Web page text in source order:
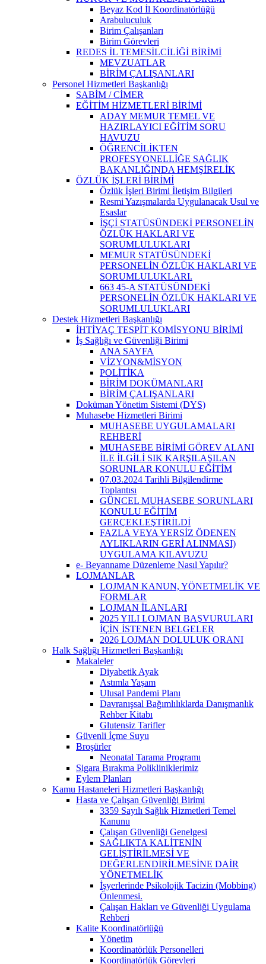
Beyaz Kod İl Koordinatörlüğü
Arabuluculuk
Birim Çalışanları
Birim Görevleri
REDES İL TEMESİLCİLİĞİ BİRİMİ
MEVZUATLAR
BİRİM ÇALIŞANLARI
Personel Hizmetleri Başkanlığı
SABİM / CİMER
EĞİTİM HİZMETLERİ BİRİMİ
ADAY MEMUR TEMEL VE
HAZIRLAYICI EĞİTİM SORU
HAVUZU
ÖĞRENCİLİKTEN
PROFESYONELLİĞE SAĞLIK
BAKANLIĞINDA HEMŞİRELİK
ÖZLÜK İŞLERİ BİRİMİ
Özlük İşleri Birimi İletişim Bilgileri
Resmi Yazışmalarda Uygulanacak Usul ve
Esaslar
İŞÇİ STATÜSÜNDEKİ PERSONELİN
ÖZLÜK HAKLARI VE
SORUMLULUKLARI
MEMUR STATÜSÜNDEKİ
PERSONELİN ÖZLÜK HAKLARI VE
SORUMLULUKLARI.
663 45-A STATÜSÜNDEKİ
PERSONELİN ÖZLÜK HAKLARI VE
SORUMLULUKLARI
Destek Hizmetleri Başkanlığı
İHTİYAÇ TESPİT KOMİSYONU BİRİMİ
İş Sağlığı ve Güvenliği Birimi
ANA SAYFA
VİZYON&MİSYON
POLİTİKA
BİRİM DOKÜMANLARI
BİRİM ÇALIŞANLARI
Doküman Yönetim Sistemi (DYS)
Muhasebe Hizmetleri Birimi
MUHASEBE UYGULAMALARI
REHBERİ
MUHASEBE BİRİMİ GÖREV ALANI
İLE İLGİLİ SIK KARŞILAŞILAN
SORUNLAR KONULU EĞİTİM
07.03.2024 Tarihli Bilgilendirme
Toplantısı
GÜNCEL MUHASEBE SORUNLARI
KONULU EĞİTİM
GERÇEKLEŞTİRİLDİ
FAZLA VEYA YERSİZ ÖDENEN
AYLIKLARIN GERİ ALINMASI)
UYGULAMA KILAVUZU
e- Beyanname Düzenleme Nasıl Yapılır?
LOJMANLAR
LOJMAN KANUN, YÖNETMELİK VE
FORMLAR
LOJMAN İLANLARI
2025 YILI LOJMAN BAŞVURULARI
İÇİN İSTENEN BELGELER
2026 LOJMAN DOLULUK ORANI
Halk Sağlığı Hizmetleri Başkanlığı
Makaleler
Diyabetik Ayak
Astımla Yaşam
Ulusal Pandemi Planı
Davranışsal Bağımlılıklarda Danışmanlık
Rehber Kitabı
Glutensiz Tarifler
Güvenli İçme Suyu
Broşürler
Neonatal Tarama Programı
Sigara Bırakma Polikliniklerimiz
Eylem Planları
Kamu Hastaneleri Hizmetleri Başkanlığı
Hasta ve Çalışan Güvenliği Birimi
3359 Sayılı Sağlık Hizmetleri Temel
Kanunu
Çalışan Güvenliği Genelgesi
SAĞLIKTA KALİTENİN
GELİŞTİRİLMESİ VE
DEĞERLENDİRİLMESİNE DAİR
YÖNETMELİK
İşyerlerinde Psikolojik Tacizin (Mobbing)
Önlenmesi.
Çalışan Hakları ve Güvenliği Uygulama
Rehberi
Kalite Koordinatörlüğü
Yönetim
Koordinatörlük Personelleri
Koordinatörlük Görevleri